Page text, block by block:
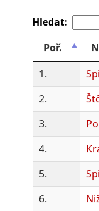
Hledat:
Poř.
1.
2.
3.
4.
5.
6.